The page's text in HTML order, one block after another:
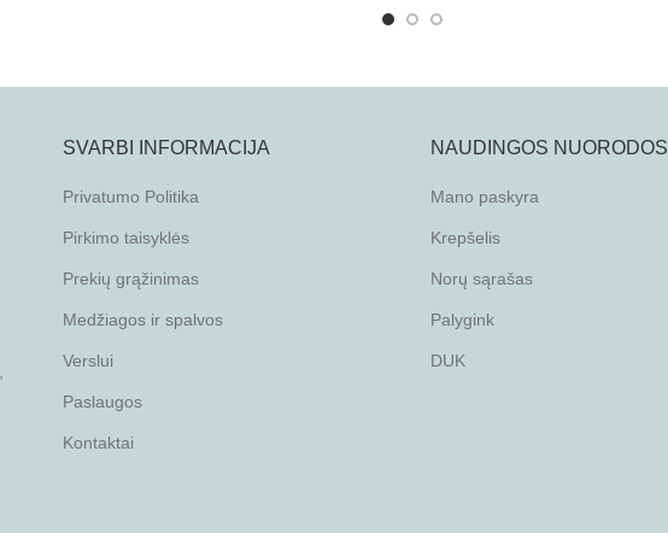
SVARBI INFORMACIJA
Privatumo Politika
Pirkimo taisyklės
Prekių grąžinimas
Medžiagos ir spalvos
Verslui
Paslaugos
Kontaktai
NAUDINGOS NUORODOS
Mano paskyra
Krepšelis
Norų sąrašas
Palygink
DUK